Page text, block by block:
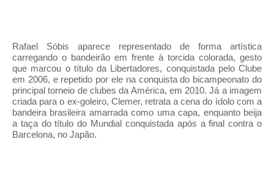
Rafael Sóbis aparece representado de forma artística
carregando o bandeirão em frente à torcida colorada, gesto
que marcou o título da Libertadores, conquistada pelo Clube
em 2006, e repetido por ele na conquista do bicampeonato do
principal torneio de clubes da América, em 2010. Já a imagem
criada para o ex-goleiro, Clemer, retrata a cena do ídolo com a
bandeira brasileira amarrada como uma capa, enquanto beija
a taça do título do Mundial conquistada após a final contra o
Barcelona, no Japão.